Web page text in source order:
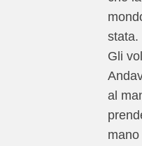
stata.
Gli
al